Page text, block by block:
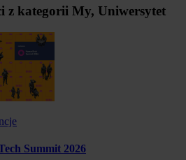
z kategorii My, Uniwersytet
Summit 2026